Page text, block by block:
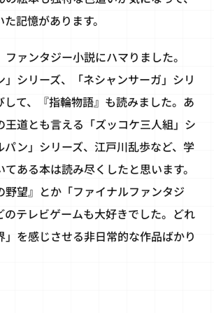
記憶があります。
ァンタジー小説にハマりました。
」シリーズ、「ネシャンサーガ」シリ
して、『指輪物語』も読みました。あ
王道とも言える「ズッコケ三人組」シ
パン」シリーズ、江戸川乱歩など、学
ある本は読み尽くしたと思います。
野望』とか「ファイナルファンタジ
のテレビゲームも大好きでした。どれ
」を感じさせる非日常的な作品ばかり